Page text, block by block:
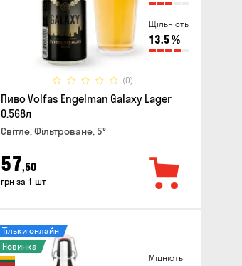
Щільність
13.5%
(0)
Пиво Volfas Engelman Galaxy Lager
0.568л
Світле, Фільтроване, 5°
57,50
грн за 1 шт
Міцність
Тільки онлайн
Новинка